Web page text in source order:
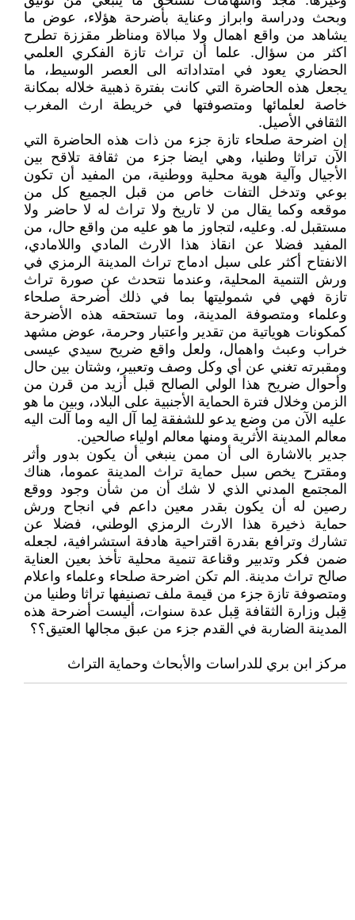
وبحث ودراسة وابراز وعناية بأضرحة هؤلاء، عوض ما
يشاهد من واقع اهمال ولا مبالاة ومناظر مقززة تطرح
اكثر من سؤال. علما أن تراث تازة الفكري العلمي
الحضاري يعود في امتداداته الى العصر الوسيط، ما
يجعل هذه الحاضرة التي كانت بفترة ذهبية خلاله بمكانة
خاصة لعلمائها ومتصوفتها في خريطة ارث المغرب
الثقافي الأصيل.
إن اضرحة صلحاء تازة جزء من ذات هذه الحاضرة التي
الآن تراثا وطنيا، وهي ايضا جزء من ثقافة تلاقح بين
الأجيال وآلية هوية محلية ووطنية، من المفيد أن تكون
بوعي وتدخل التفات خاص من قبل الجميع كل من
موقعه وكما يقال من لا تاريخ ولا تراث له لا حاضر ولا
مستقبل له. وعليه، لتجاوز ما هو عليه من واقع حال، من
المفيد فضلا عن انقاذ هذا الارث المادي واللامادي،
الانفتاح أكثر على سبل ادماج تراث المدينة الرمزي في
ورش التنمية المحلية، وعندما نتحدث عن صورة تراث
تازة فهي في شموليتها بما في ذلك أضرحة صلحاء
وعلماء ومتصوفة المدينة، وما تستحقه هذه الأضرحة
كمكونات هوياتية من تقدير واعتبار وحرمة، عوض مشهد
خراب وعبث واهمال، ولعل واقع ضريح سيدي عيسى
ومقبرته تغني عن أي وكل وصف وتعبير، وشتان بين حال
وأحوال ضريح هذا الولي الصالح قبل أزيد من قرن من
الزمن وخلال فترة الحماية الأجنبية على البلاد، وبين ما هو
عليه الآن من وضع يدعو للشفقة لِما آل اليه وما آلت اليه
معالم المدينة الأثرية ومنها معالم اولياء صالحين.
جدير بالاشارة الى أن ممن ينبغي أن يكون بدور وأثر
ومقترح يخص سبل حماية تراث المدينة عموما، هناك
المجتمع المدني الذي لا شك أن من شأن وجود ووقع
رصين له أن يكون بقدر معين داعم في انجاح ورش
حماية ذخيرة هذا الارث الرمزي الوطني، فضلا عن
تشارك وترافع بقدرة اقتراحية هادفة استشرافية، لجعله
ضمن فكر وتدبير وقناعة تنمية محلية تأخذ بعين العناية
صالح تراث مدينة. الم تكن اضرحة صلحاء وعلماء واعلام
ومتصوفة تازة جزء من قيمة ملف تصنيفها تراثا وطنيا من
قِبل وزارة الثقافة قِبل عدة سنوات، أليست أضرحة هذه
المدينة الضاربة في القدم جزء من عبق مجالها العتيق؟؟
مركز ابن بري للدراسات والأبحاث وحماية التراث